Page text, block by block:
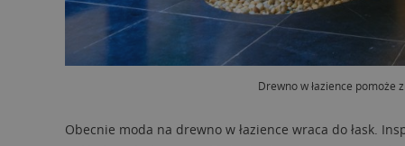
Drewno w łazience pomoże
Obecnie moda na drewno w łazience wraca do łask.